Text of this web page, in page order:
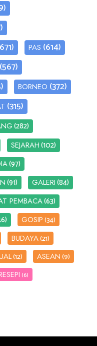
PAS (614)
(567)
BORNEO (372)
(315)
(282)
SEJARAH(102)
(97)
(91) GALERI(84)
PEMBACA(63)
GOSIP(34)
BUDAYA(21)
(12) ASEAN(9)
(6)